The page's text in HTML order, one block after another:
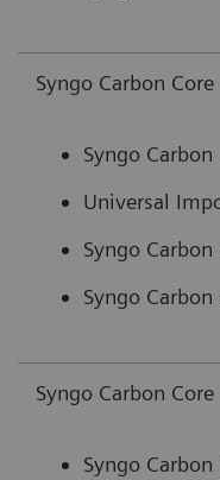
Syngo Carbon Core
Syngo
Universal
Syngo Carbon
Syngo Carbon
Syngo Carbon Core
Syngo